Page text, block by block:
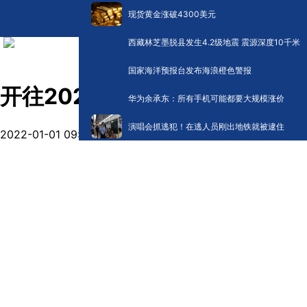
现货黄金涨破4300美元
西藏林芝墨脱县发生4.2级地震 震源深度10千米
国家海洋预报台发布海浪橙色警报
华为余承东：所有手机可能都要大规模涨价
演唱会抓逃犯！在逃人员刚出地铁就被逮住
开往2022年的公交车上，乘客
2022-01-01 09:17